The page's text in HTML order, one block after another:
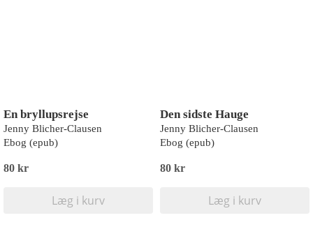
En bryllupsrejse
Jenny Blicher-Clausen
Ebog (epub)
80 kr
Læg i kurv
Den sidste Hauge
Jenny Blicher-Clausen
Ebog (epub)
80 kr
Læg i kurv